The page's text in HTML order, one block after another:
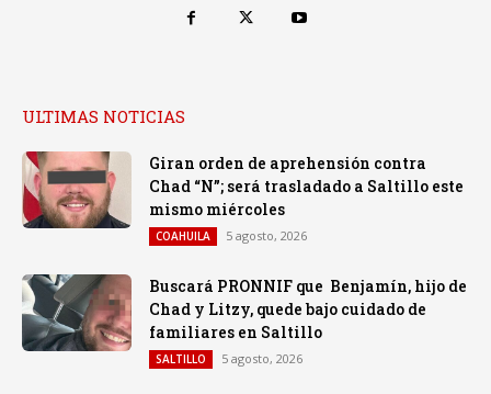
ULTIMAS NOTICIAS
Giran orden de aprehensión contra
Chad “N”; será trasladado a Saltillo este
mismo miércoles
COAHUILA 5 agosto, 2026
Buscará PRONNIF que Benjamín, hijo de
Chad y Litzy, quede bajo cuidado de
familiares en Saltillo
SALTILLO 5 agosto, 2026